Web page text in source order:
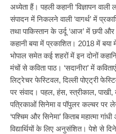
अध्येता हैं। पहली कहानी ‘विज्ञापन
संपादन में निकलने वाली ‘वागर्थ’ में
तथा पाकिस्तान के उर्दू ‘आज’ में छपी
कहानी बया में प्रकाशित। 2018 में बया में
भोपाल समेत कई शहरों में इन दोनों
मंचों से कविता पाठ। ‘सदानीरा’ में
लिट्रेचर फेस्टिवल, दिल्ली पोएट्री
पर संवाद। पहल, हंस, स्त्रीकाल, पाखी,
पत्रिकाओं सिनेमा व पॉपुलर कल्चर
‘पश्चिम और सिनेमा’ किताब महात्मा गांधी
विद्यार्थियों के लिए अनुसंशित। पेशे से